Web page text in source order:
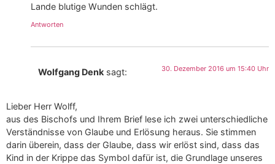
Lande blutige Wunden schlägt.
Antworten
Wolfgang Denk sagt: 30. Dezember 2016 um 15:40 Uhr
Lieber Herr Wolff,
aus des Bischofs und Ihrem Brief lese ich zwei unterschiedliche
Verständnisse von Glaube und Erlösung heraus. Sie stimmen
darin überein, dass der Glaube, dass wir erlöst sind, dass das
Kind in der Krippe das Symbol dafür ist, die Grundlage unseres